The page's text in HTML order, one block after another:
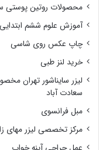
محصولات روتین پوستی
آموزش علوم ششم ابتدایی
چاپ عکس روی شاسی
خرید لنز طبی
لیزر سایناشور تهران
سعادت آباد
مبل فرانسوی
مرکز تخصصی لیزر مهای